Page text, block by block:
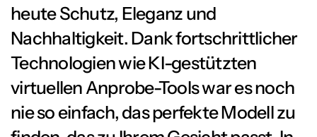
heute Schutz, Eleganz und
Nachhaltigkeit. Dank fortschrittlicher
Technologien wie KI-gestützten
virtuellen Anprobe-Tools war es noch
nie so einfach, das perfekte Modell zu